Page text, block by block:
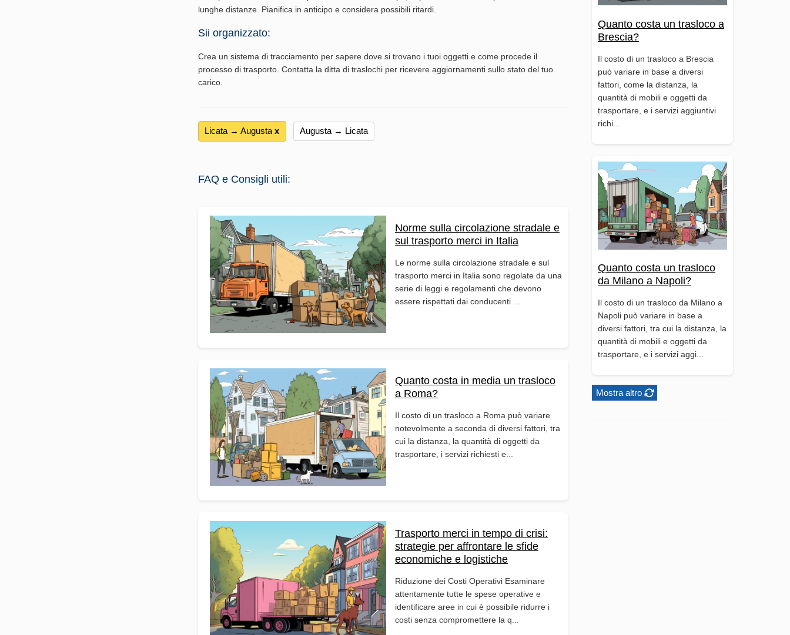
Quanto costa un trasloco a
Brescia?
Il costo di un trasloco a Brescia
può variare in base a diversi
fattori, come la distanza, la
quantità di mobili e oggetti da
trasportare, e i servizi aggiuntivi
richi...
Quanto costa un trasloco
da Milano a Napoli?
Il costo di un trasloco da Milano a
Napoli può variare in base a
diversi fattori, tra cui la distanza, la
quantità di mobili e oggetti da
trasportare, e i servizi aggi...
Mostra altro
lunghe distanze. Pianifica in anticipo e considera possibili ritardi.
Sii organizzato:
Crea un sistema di tracciamento per sapere dove si trovano i tuoi oggetti e come procede il
processo di trasporto. Contatta la ditta di traslochi per ricevere aggiornamenti sullo stato del tuo
carico.
Licata → Augusta х Augusta → Licata
FAQ e Consigli utili:
Norme sulla circolazione stradale e
sul trasporto merci in Italia
Le norme sulla circolazione stradale e sul
trasporto merci in Italia sono regolate da una
serie di leggi e regolamenti che devono
essere rispettati dai conducenti ...
Quanto costa in media un trasloco
a Roma?
Il costo di un trasloco a Roma può variare
notevolmente a seconda di diversi fattori, tra
cui la distanza, la quantità di oggetti da
trasportare, i servizi richiesti e...
Trasporto merci in tempo di crisi:
strategie per affrontare le sfide
economiche e logistiche
Riduzione dei Costi Operativi Esaminare
attentamente tutte le spese operative e
identificare aree in cui è possibile ridurre i
costi senza compromettere la q...